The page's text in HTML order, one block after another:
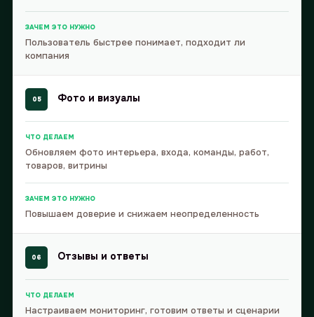
ЗАЧЕМ ЭТО НУЖНО
Пользователь быстрее понимает, подходит ли
компания
05 Фото и визуалы
ЧТО ДЕЛАЕМ
Обновляем фото интерьера, входа, команды, работ,
товаров, витрины
ЗАЧЕМ ЭТО НУЖНО
Повышаем доверие и снижаем неопределенность
06 Отзывы и ответы
ЧТО ДЕЛАЕМ
Настраиваем мониторинг, готовим ответы и сценарии